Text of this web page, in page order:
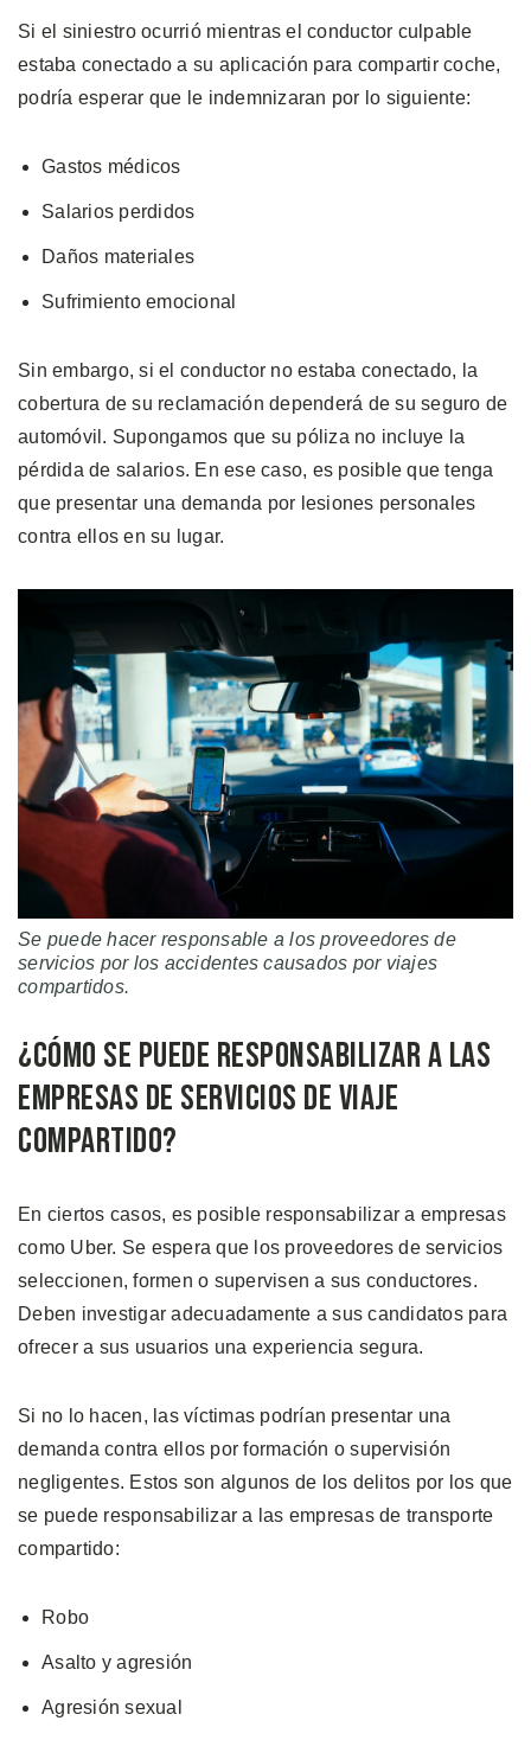
Si el siniestro ocurrió mientras el conductor culpable
estaba conectado a su aplicación para compartir coche,
podría esperar que le indemnizaran por lo siguiente:
Gastos médicos
Salarios perdidos
Daños materiales
Sufrimiento emocional
Sin embargo, si el conductor no estaba conectado, la
cobertura de su reclamación dependerá de su seguro de
automóvil. Supongamos que su póliza no incluye la
pérdida de salarios. En ese caso, es posible que tenga
que presentar una demanda por lesiones personales
contra ellos en su lugar.
Se puede hacer responsable a los proveedores de
servicios por los accidentes causados por viajes
compartidos.
¿Cómo se Puede Responsabilizar a las
Empresas de Servicios de Viaje
Compartido?
En ciertos casos, es posible responsabilizar a empresas
como Uber. Se espera que los proveedores de servicios
seleccionen, formen o supervisen a sus conductores.
Deben investigar adecuadamente a sus candidatos para
ofrecer a sus usuarios una experiencia segura.
Si no lo hacen, las víctimas podrían presentar una
demanda contra ellos por formación o supervisión
negligentes. Estos son algunos de los delitos por los que
se puede responsabilizar a las empresas de transporte
compartido:
Robo
Asalto y agresión
Agresión sexual